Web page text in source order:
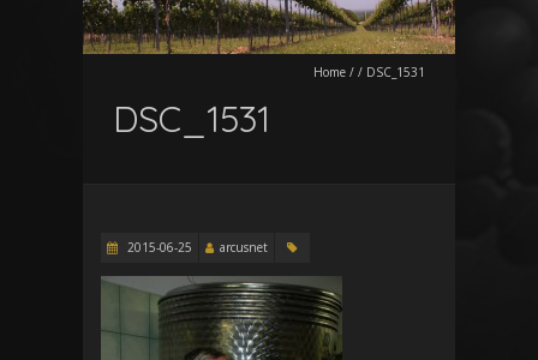
Home / / DSC_1531
DSC_1531
2015-06-25 arcusnet